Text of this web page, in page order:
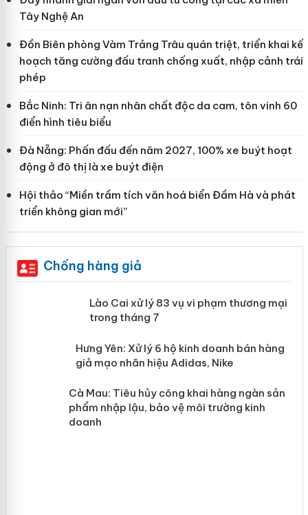
Tây Nghệ An
Đồn Biên phòng Vàm Trảng Trâu quán triệt, triển khai kế
hoạch tăng cường đấu tranh chống xuất, nhập cảnh trái
phép
Bắc Ninh: Tri ân nạn nhân chất độc da cam, tôn vinh 60
điển hình tiêu biểu
Đà Nẵng: Phấn đấu đến năm 2027, 100% xe buýt hoạt
động ở đô thị là xe buýt điện
Hội thảo “Miền trầm tích văn hoá biển Đầm Hà và phát
triển không gian mới”
Chống hàng giả
Lào Cai xử lý 83 vụ vi phạm thương
mại trong tháng 7
Hưng Yên: Xử lý 6 hộ kinh doanh bán
hàng giả mạo nhãn hiệu Adidas, Nike